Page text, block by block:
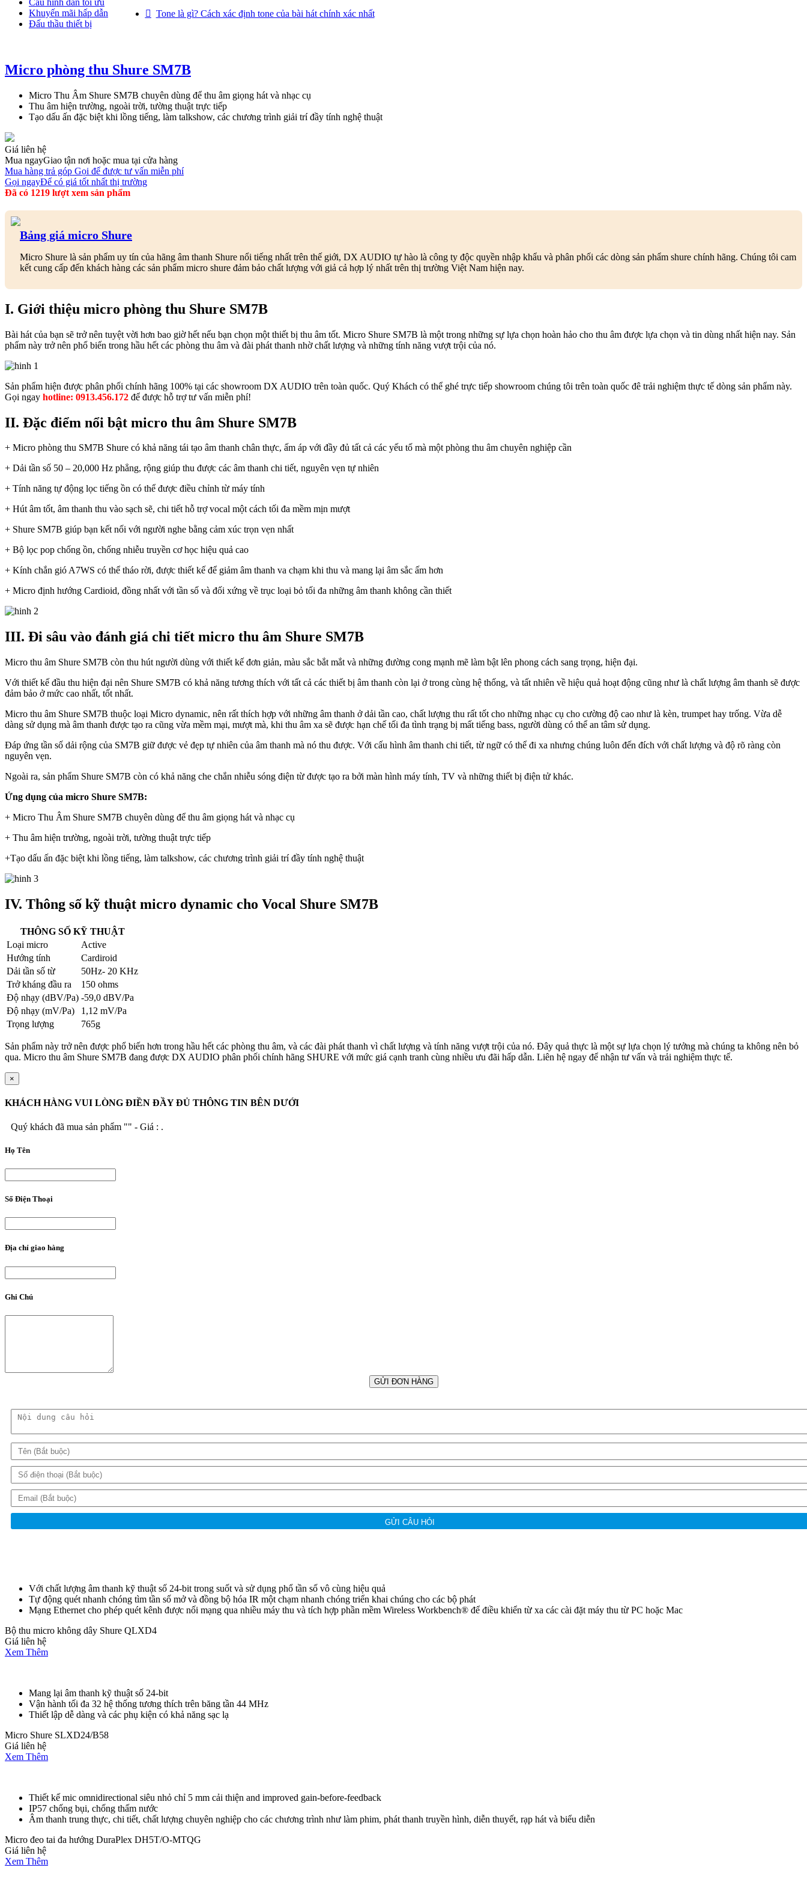
Cấu hình dàn tối ưu
Khuyến mãi hấp dẫn
Đấu thầu thiết bị
Micro phòng thu Shure SM7B
Micro Thu Âm Shure SM7B chuyên dùng để thu âm giọng hát và nhạc cụ
Thu âm hiện trường, ngoài trời, tường thuật trực tiếp
Tạo dấu ấn đặc biệt khi lồng tiếng, làm talkshow, các chương trình giải trí đầy tính nghệ thuật
Giá liên hệ
Mua ngayGiao tận nơi hoặc mua tại cửa hàng
Mua hàng trả góp Gọi để được tư vấn miễn phí
Gọi ngayĐể có giá tốt nhất thị trường
Đã có 1219 lượt xem sản phẩm
Bảng giá micro Shure
Micro Shure là sản phẩm uy tín của hãng âm thanh Shure nổi tiếng nhất trên thế giới, DX AUDIO tự hào là công ty độc quyền nhập khẩu và phân phối các dòng sản phẩm shure chính hãng. Chúng tôi cam
kết cung cấp đến khách hàng các sản phẩm micro shure đảm bảo chất lượng với giả cả hợp lý nhất trên thị trường Việt Nam hiện nay.
I. Giới thiệu micro phòng thu Shure SM7B
Bài hát của bạn sẽ trở nên tuyệt vời hơn bao giờ hết nếu bạn chọn một thiết bị thu âm tốt. Micro Shure SM7B là một trong những sự lựa chọn hoàn hảo cho thu âm được lựa chọn và tin dùng nhất hiện nay. Sản
phẩm này trở nên phổ biến trong hầu hết các phòng thu âm và đài phát thanh nhờ chất lượng và những tính năng vượt trội của nó.
Sản phẩm hiện được phân phối chính hãng 100% tại các showroom DX AUDIO trên toàn quốc. Quý Khách có thể ghé trực tiếp showroom chúng tôi trên toàn quốc đê trải nghiệm thực tế dòng sản phẩm này.
Gọi ngay hotline: 0913.456.172 để được hỗ trợ tư vấn miễn phí!
II. Đặc điểm nổi bật micro thu âm Shure SM7B
+ Micro phòng thu SM7B Shure có khả năng tái tạo âm thanh chân thực, ấm áp với đầy đủ tất cả các yếu tố mà một phòng thu âm chuyên nghiệp cần
+ Dải tần số 50 – 20,000 Hz phẳng, rộng giúp thu được các âm thanh chi tiết, nguyên vẹn tự nhiên
+ Tính năng tự động lọc tiếng ồn có thể được điều chỉnh từ máy tính
+ Hút âm tốt, âm thanh thu vào sạch sẽ, chi tiết hỗ trợ vocal một cách tối đa mềm mịn mượt
+ Shure SM7B giúp bạn kết nối với người nghe bằng cảm xúc trọn vẹn nhất
+ Bộ lọc pop chống ồn, chống nhiễu truyền cơ học hiệu quả cao
+ Kính chắn gió A7WS có thể tháo rời, được thiết kế để giảm âm thanh va chạm khi thu và mang lại âm sắc ấm hơn
+ Micro định hướng Cardioid, đồng nhất với tần số và đối xứng về trục loại bỏ tối đa những âm thanh không cần thiết
III. Đi sâu vào đánh giá chi tiết micro thu âm Shure SM7B
Micro thu âm Shure SM7B còn thu hút người dùng với thiết kế đơn giản, màu sắc bắt mắt và những đường cong mạnh mẽ làm bật lên phong cách sang trọng, hiện đại.
Với thiết kế đầu thu hiện đại nên Shure SM7B có khả năng tương thích với tất cả các thiết bị âm thanh còn lại ở trong cùng hệ thống, và tất nhiên về hiệu quả hoạt động cũng như là chất lượng âm thanh sẽ được
đảm bảo ở mức cao nhất, tốt nhất.
Micro thu âm Shure SM7B thuộc loại Micro dynamic, nên rất thích hợp với những âm thanh ở dải tần cao, chất lượng thu rất tốt cho những nhạc cụ cho cường độ cao như là kèn, trumpet hay trống. Vừa dễ
dàng sử dụng mà âm thanh được tạo ra cũng vừa mềm mại, mượt mà, khi thu âm xa sẽ được hạn chế tối đa tình trạng bị mất tiếng bass, người dùng có thể an tâm sử dụng.
Đáp ứng tần số dải rộng của SM7B giữ được vẻ đẹp tự nhiên của âm thanh mà nó thu được. Với cấu hình âm thanh chi tiết, từ ngữ có thể đi xa nhưng chúng luôn đến đích với chất lượng và độ rõ ràng còn
nguyên vẹn.
Ngoài ra, sản phẩm Shure SM7B còn có khả năng che chắn nhiễu sóng điện từ được tạo ra bởi màn hình máy tính, TV và những thiết bị điện tử khác.
Ứng dụng của micro Shure SM7B:
+ Micro Thu Âm Shure SM7B chuyên dùng để thu âm giọng hát và nhạc cụ
+ Thu âm hiện trường, ngoài trời, tường thuật trực tiếp
+Tạo dấu ấn đặc biệt khi lồng tiếng, làm talkshow, các chương trình giải trí đầy tính nghệ thuật
IV. Thông số kỹ thuật micro dynamic cho Vocal Shure SM7B
THÔNG SỐ KỸ THUẬT
Loại micro
Active
Hướng tính
Cardiroid
Dải tần số từ
50Hz- 20 KHz
Trở kháng đầu ra
150 ohms
Độ nhạy (dBV/Pa) -59,0 dBV/Pa
Độ nhạy (mV/Pa)
1,12 mV/Pa
Trọng lượng
765g
Sản phẩm này trở nên được phổ biến hơn trong hầu hết các phòng thu âm, và các đài phát thanh vì chất lượng và tính năng vượt trội của nó. Đây quả thực là một sự lựa chọn lý tưởng mà chúng ta không nên bỏ
qua. Micro thu âm Shure SM7B đang được DX AUDIO phân phối chính hãng SHURE với mức giá cạnh tranh cùng nhiều ưu đãi hấp dẫn. Liên hệ ngay để nhận tư vấn và trải nghiệm thực tế.
×
KHÁCH HÀNG VUI LÒNG ĐIỀN ĐẦY ĐỦ THÔNG TIN BÊN DƯỚI
Quý khách đã mua sản phẩm "" - Giá : .
Họ Tên
Số Điện Thoại
Địa chỉ giao hàng
Ghi Chú
GỬI ĐƠN HÀNG
GỬI CÂU HỎI
Với chất lượng âm thanh kỹ thuật số 24-bit trong suốt và sử dụng phổ tần số vô cùng hiệu quả
Tự động quét nhanh chóng tìm tần số mở và đồng bộ hóa IR một chạm nhanh chóng triển khai chúng cho các bộ phát
Mạng Ethernet cho phép quét kênh được nối mạng qua nhiều máy thu và tích hợp phần mềm Wireless Workbench® để điều khiển từ xa các cài đặt máy thu từ PC hoặc Mac
Bộ thu micro không dây Shure QLXD4
Giá liên hệ
Xem Thêm
Mang lại âm thanh kỹ thuật số 24-bit
Vận hành tối đa 32 hệ thống tương thích trên băng tần 44 MHz
Thiết lập dễ dàng và các phụ kiện có khả năng sạc lạ
Micro Shure SLXD24/B58
Giá liên hệ
Xem Thêm
Thiết kế mic omnidirectional siêu nhỏ chỉ 5 mm cải thiện and improved gain-before-feedback
IP57 chống bụi, chống thấm nước
Âm thanh trung thực, chi tiết, chất lượng chuyên nghiệp cho các chương trình như làm phim, phát thanh truyền hình, diễn thuyết, rạp hát và biểu diễn
Micro đeo tai đa hướng DuraPlex DH5T/O-MTQG
Giá liên hệ
Xem Thêm
Tone là gì? Cách xác định tone của bài hát chính xác nhất